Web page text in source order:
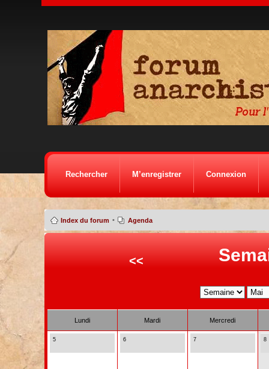
Rechercher M’enregistrer Connexion
Index du forum • Agenda
<<
Lundi Mardi Mercredi
5 6 7 8